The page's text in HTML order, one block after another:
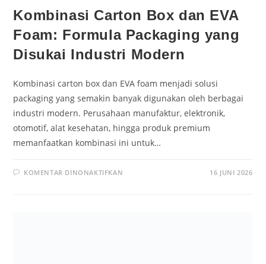
Kombinasi Carton Box dan EVA
Foam: Formula Packaging yang
Disukai Industri Modern
Kombinasi carton box dan EVA foam menjadi solusi
packaging yang semakin banyak digunakan oleh berbagai
industri modern. Perusahaan manufaktur, elektronik,
otomotif, alat kesehatan, hingga produk premium
memanfaatkan kombinasi ini untuk…
KOMENTAR DINONAKTIFKAN 16 JUNI 2026